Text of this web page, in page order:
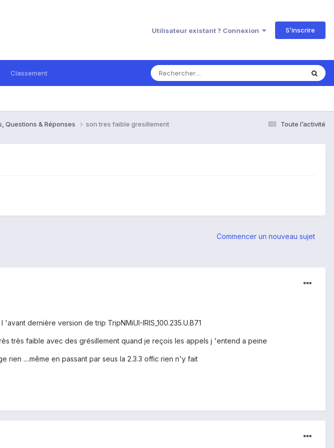
Utilisateur existant ? Connexion S’inscrire
Classement
Toute l’activité
Questions & Réponses son tres faible gresillement
Commencer un nouveau sujet
dernière version de trip TripNMiUI-IRIS_100.235.U.B71
très faible avec des grésillement quand je reçois les appels j 'entend a peine
rien ....même en passant par seus la 2.3.3 offic rien n'y fait